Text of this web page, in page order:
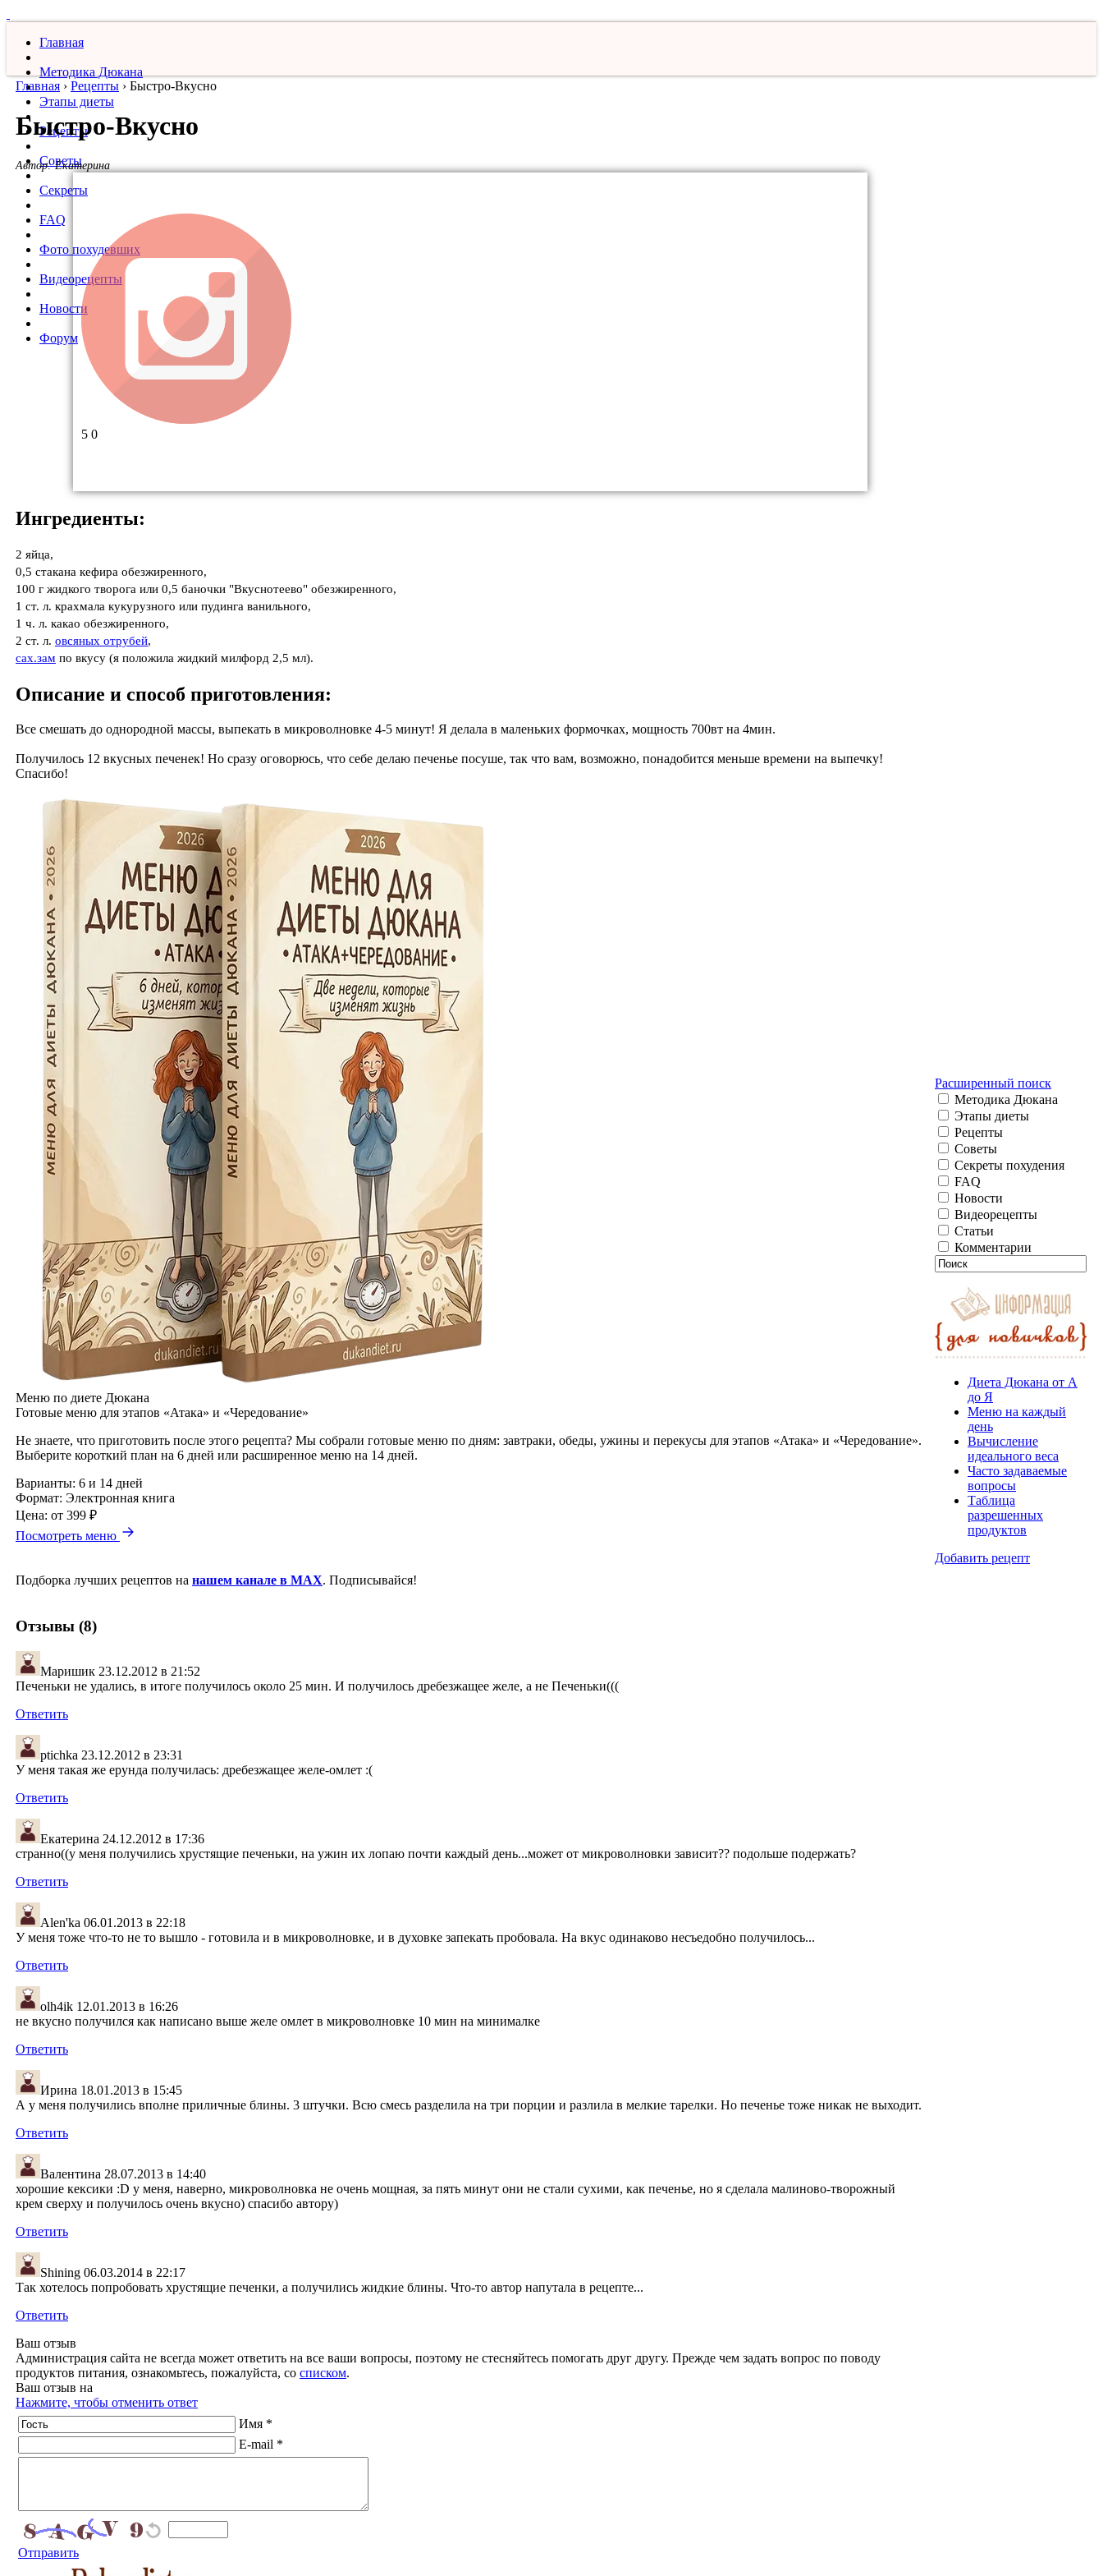
Главная
Методика Дюкана
Этапы диеты
Рецепты
Советы
Секреты
FAQ
Фото похудевших
Видеорецепты
Новости
Форум
Главная › Рецепты › Быстро-Вкусно
Быстро-Вкусно
Автор:Екатерина
5 0
Ингредиенты:
2 яйца,
0,5 стакана кефира обезжиренного,
100 г жидкого творога или 0,5 баночки "Вкуснотеево" обезжиренного,
1 ст. л. крахмала кукурузного или пудинга ванильного,
1 ч. л. какао обезжиренного,
2 ст. л. овсяных отрубей,
сах.зам по вкусу (я положила жидкий милфорд 2,5 мл).
Описание и способ приготовления:
Все смешать до однородной массы, выпекать в микроволновке 4-5 минут! Я делала в маленьких формочках, мощность 700вт на 4мин.
Получилось 12 вкусных печенек! Но сразу оговорюсь, что себе делаю печенье посуше, так что вам, возможно, понадобится меньше времени на выпечку!
Спасибо!
Меню по диете Дюкана
Готовые меню для этапов «Атака» и «Чередование»
Не знаете, что приготовить после этого рецепта? Мы собрали готовые меню по дням: завтраки, обеды, ужины и перекусы для этапов «Атака» и «Чередование».
Выберите короткий план на 6 дней или расширенное меню на 14 дней.
Варианты: 6 и 14 дней
Формат: Электронная книга
Цена: от 399 ₽
Посмотреть меню
Подборка лучших рецептов на нашем канале в MAX. Подписывайся!
Отзывы (8)
Маришик 23.12.2012 в 21:52
Печеньки не удались, в итоге получилось около 25 мин. И получилось дребезжащее желе, а не Печеньки(((
Ответить
ptichka 23.12.2012 в 23:31
У меня такая же ерунда получилась: дребезжащее желе-омлет :(
Ответить
Екатерина 24.12.2012 в 17:36
странно((у меня получились хрустящие печеньки, на ужин их лопаю почти каждый день...может от микроволновки зависит?? подольше подержать?
Ответить
Alen'ka 06.01.2013 в 22:18
У меня тоже что-то не то вышло - готовила и в микроволновке, и в духовке запекать пробовала. На вкус одинаково несъедобно получилось...
Ответить
olh4ik 12.01.2013 в 16:26
не вкусно получился как написано выше желе омлет в микроволновке 10 мин на минималке
Ответить
Ирина 18.01.2013 в 15:45
А у меня получились вполне приличные блины. 3 штучки. Всю смесь разделила на три порции и разлила в мелкие тарелки. Но печенье тоже никак не выходит.
Ответить
Валентина 28.07.2013 в 14:40
хорошие кексики :D у меня, наверно, микроволновка не очень мощная, за пять минут они не стали сухими, как печенье, но я сделала малиново-творожный
крем сверху и получилось очень вкусно) спасибо автору)
Ответить
Shining 06.03.2014 в 22:17
Так хотелось попробовать хрустящие печенки, а получились жидкие блины. Что-то автор напутала в рецепте...
Ответить
Ваш отзыв
Администрация сайта не всегда может ответить на все ваши вопросы, поэтому не стесняйтесь помогать друг другу. Прежде чем задать вопрос по поводу
продуктов питания, ознакомьтесь, пожалуйста, со списком.
Ваш отзыв на
Нажмите, чтобы отменить ответ
Имя *
E-mail *
Отправить
Расширенный поиск
Методика Дюкана
Этапы диеты
Рецепты
Советы
Секреты похудения
FAQ
Новости
Видеорецепты
Статьи
Комментарии
Диета Дюкана от А
до Я
Меню на каждый
день
Вычисление
идеального веса
Часто задаваемые
вопросы
Таблица
разрешенных
продуктов
Добавить рецепт